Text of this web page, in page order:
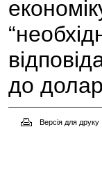
до
Версія для друку